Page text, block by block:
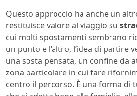
Questo approccio ha anche un
restituisce valore al viaggio su
cui molti spostamenti sembrano
un punto e l’altro, l’idea di partire
una sosta pensata, un confine da
zona particolare in cui fare
centro il percorso. È una forma di